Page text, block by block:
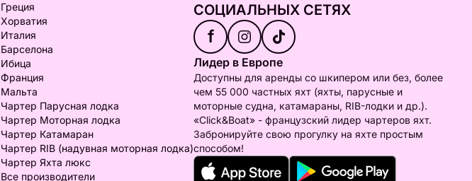
Греция
Хорватия
Италия
Барселона
Ибица
Франция
Мальта
Чартер Парусная лодка
Чартер Моторная лодка
Чартер Катамаран
Чартер RIB (надувная моторная лодка)
Чартер Яхта люкс
Все производители
СОЦИАЛЬНЫХ СЕТЯХ
f
Лидер в Европе
Доступны для аренды со шкипером или без, более
чем 55 000 частных яхт (яхты, парусные и
моторные судна, катамараны, RIB-лодки и др.).
«Click&Boat» - французский лидер чартеров яхт.
Забронируйте свою прогулку на яхте простым
способом!